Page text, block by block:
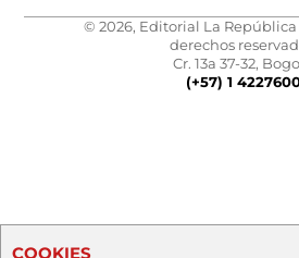
© 2026, Editorial La República
derechos
Cr. 13a 37-32,
(+57) 1
COOKIES